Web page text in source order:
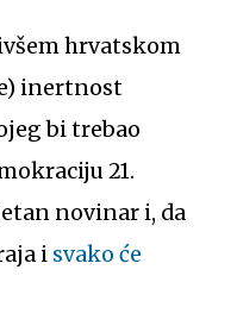
hrvatskom
inertnost
bi trebao
21.
novinar i, da
i svako će